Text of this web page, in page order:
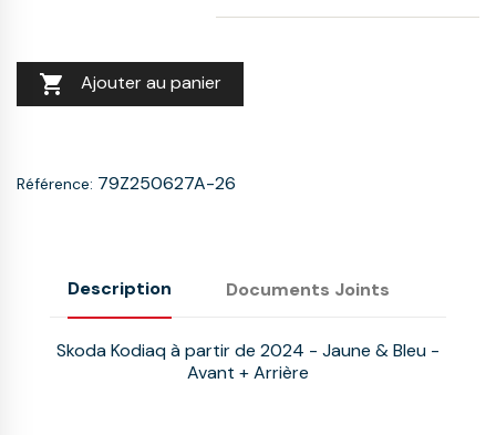
 Ajouter au panier
Référence: 79Z250627A-26
Description Documents Joints
Skoda Kodiaq à partir de 2024 - Jaune & Bleu -
Avant + Arrière